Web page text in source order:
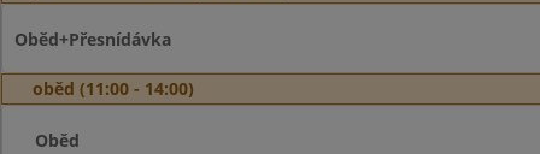
Oběd+Přesnídávka
oběd (11:00 - 14:00)
Oběd